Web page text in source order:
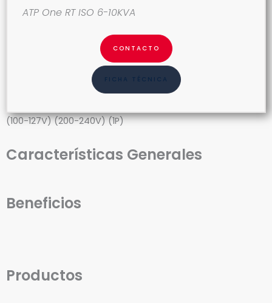
ATP One RT ISO 6-10KVA
CONTACTO
FICHA TÉCNICA
(100-127V) (200-240V) (1P)
Características Generales
Beneficios
Productos